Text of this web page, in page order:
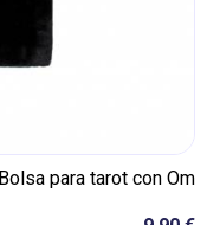
Bolsa para tarot con Om